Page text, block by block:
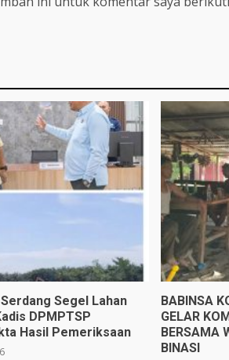
Segel Lahan
DPMPTSP
Hasil Pemeriksaan
BABINSA
GELAR
BERSAMA
BINASI